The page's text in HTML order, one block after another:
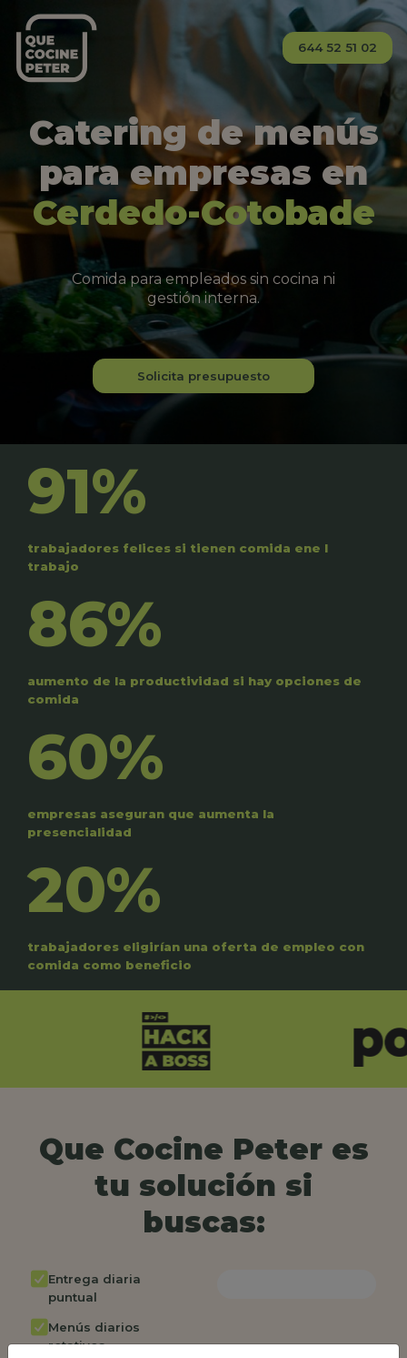
644 52 51 02
Catering de menús
para empresas en
Cerdedo-Cotobade
Comida para empleados sin cocina ni
gestión interna.
Solicita presupuesto
91%
trabajadores felices si tienen comida ene l
trabajo
86%
aumento de la productividad si hay opciones de
comida
60%
empresas aseguran que aumenta la
presencialidad
20%
trabajadores eligirían una oferta de empleo con
comida como beneficio
Que Cocine Peter es
tu solución si
buscas:
Entrega diaria
puntual
Menús diarios
rotativos